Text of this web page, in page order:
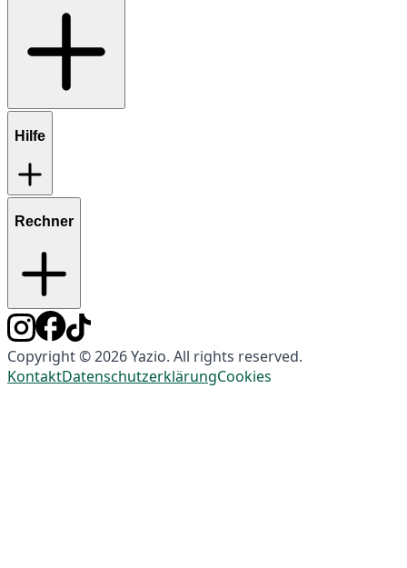
Hilfe
Rechner
Copyright © 2026 Yazio. All rights reserved.
KontaktDatenschutzerklärungCookies